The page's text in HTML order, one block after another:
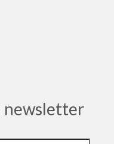
newsletter